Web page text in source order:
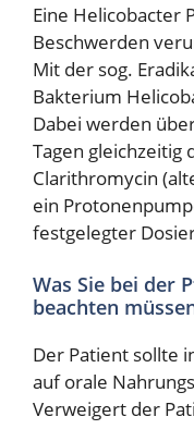
Eine Helicobacter
Beschwerden
Mit der sog.
Bakterium
Dabei werden
Tagen gleichzeitig
Clarithromycin
ein
festgelegter
Was Sie bei der
beachten
Der Patient sollte
auf orale
Verweigert der